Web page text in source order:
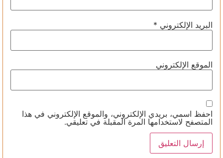
البريد الإلكتروني *
الموقع الإلكتروني
احفظ اسمي، بريدي الإلكتروني، والموقع الإلكتروني في هذا
المتصفح لاستخدامها المرة المقبلة في تعليقي.